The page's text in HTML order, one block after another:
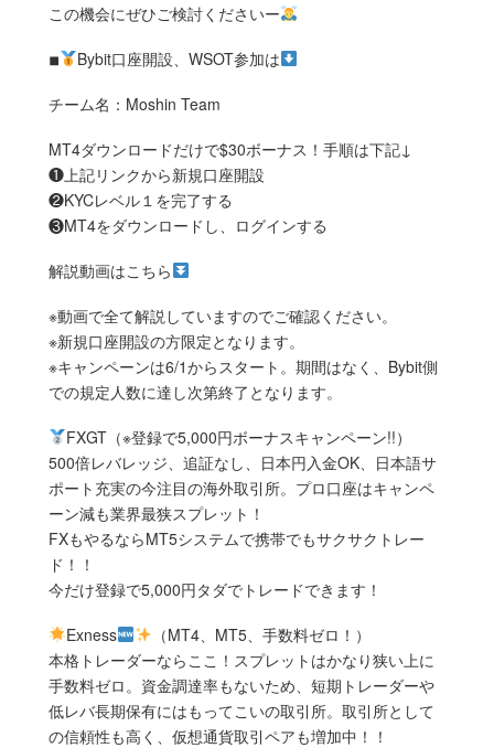
この機会にぜひご検討くださいー
◾︎ Bybit口座開設、WSOT参加は
チーム名：Moshin Team
MT4ダウンロードだけで$30ボーナス！手順は下記↓
❶上記リンクから新規口座開設
❷KYCレベル１を完了する
❸MT4をダウンロードし、ログインする
解説動画はこちら
※動画で全て解説していますのでご確認ください。
※新規口座開設の方限定となります。
※キャンペーンは6/1からスタート。期間はなく、Bybit側
での規定人数に達し次第終了となります。
FXGT（※登録で5,000円ボーナスキャンペーン!!）
500倍レバレッジ、追証なし、日本円入金OK、日本語サ
ポート充実の今注目の海外取引所。プロ口座はキャンペ
ーン減も業界最狭スプレット！
FXもやるならMT5システムで携帯でもサクサクトレー
ド！！
今だけ登録で5,000円タダでトレードできます！
Exness
（MT4、MT5、手数料ゼロ！）
本格トレーダーならここ！スプレットはかなり狭い上に
手数料ゼロ。資金調達率もないため、短期トレーダーや
低レバ長期保有にはもってこいの取引所。取引所として
の信頼性も高く、仮想通貨取引ペアも増加中！！